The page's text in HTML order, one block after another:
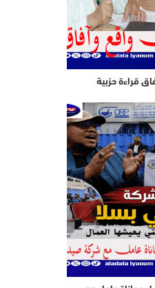
قراءة حزبية